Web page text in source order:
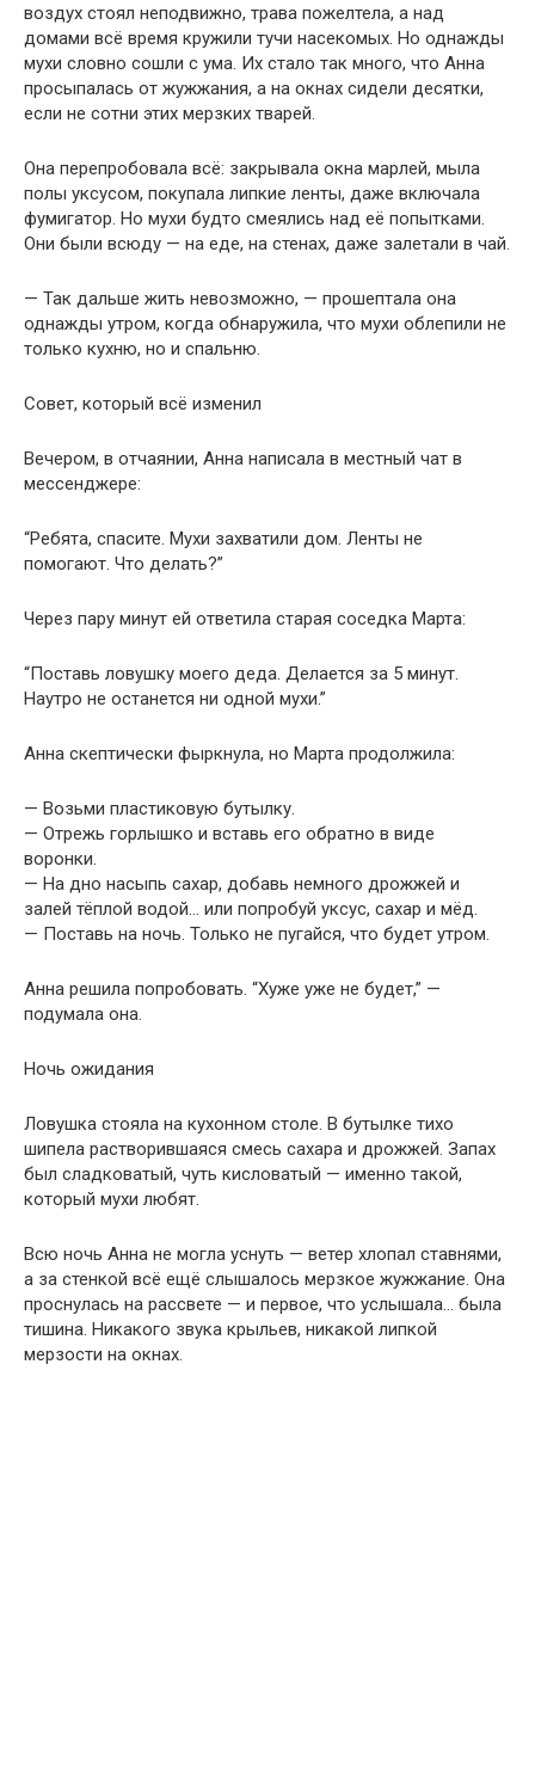
воздух стоял неподвижно, трава пожелтела, а над
домами всё время кружили тучи насекомых. Но однажды
мухи словно сошли с ума. Их стало так много, что Анна
просыпалась от жужжания, а на окнах сидели десятки,
если не сотни этих мерзких тварей.
Она перепробовала всё: закрывала окна марлей, мыла
полы уксусом, покупала липкие ленты, даже включала
фумигатор. Но мухи будто смеялись над её попытками.
Они были всюду — на еде, на стенах, даже залетали в чай.
— Так дальше жить невозможно, — прошептала она
однажды утром, когда обнаружила, что мухи облепили не
только кухню, но и спальню.
Совет, который всё изменил
Вечером, в отчаянии, Анна написала в местный чат в
мессенджере:
“Ребята, спасите. Мухи захватили дом. Ленты не
помогают. Что делать?”
Через пару минут ей ответила старая соседка Марта:
“Поставь ловушку моего деда. Делается за 5 минут.
Наутро не останется ни одной мухи.”
Анна скептически фыркнула, но Марта продолжила:
— Возьми пластиковую бутылку.
— Отрежь горлышко и вставь его обратно в виде
воронки.
— На дно насыпь сахар, добавь немного дрожжей и
залей тёплой водой… или попробуй уксус, сахар и мёд.
— Поставь на ночь. Только не пугайся, что будет утром.
Анна решила попробовать. “Хуже уже не будет,” —
подумала она.
Ночь ожидания
Ловушка стояла на кухонном столе. В бутылке тихо
шипела растворившаяся смесь сахара и дрожжей. Запах
был сладковатый, чуть кисловатый — именно такой,
который мухи любят.
Всю ночь Анна не могла уснуть — ветер хлопал ставнями,
а за стенкой всё ещё слышалось мерзкое жужжание. Она
проснулась на рассвете — и первое, что услышала… была
тишина. Никакого звука крыльев, никакой липкой
мерзости на окнах.